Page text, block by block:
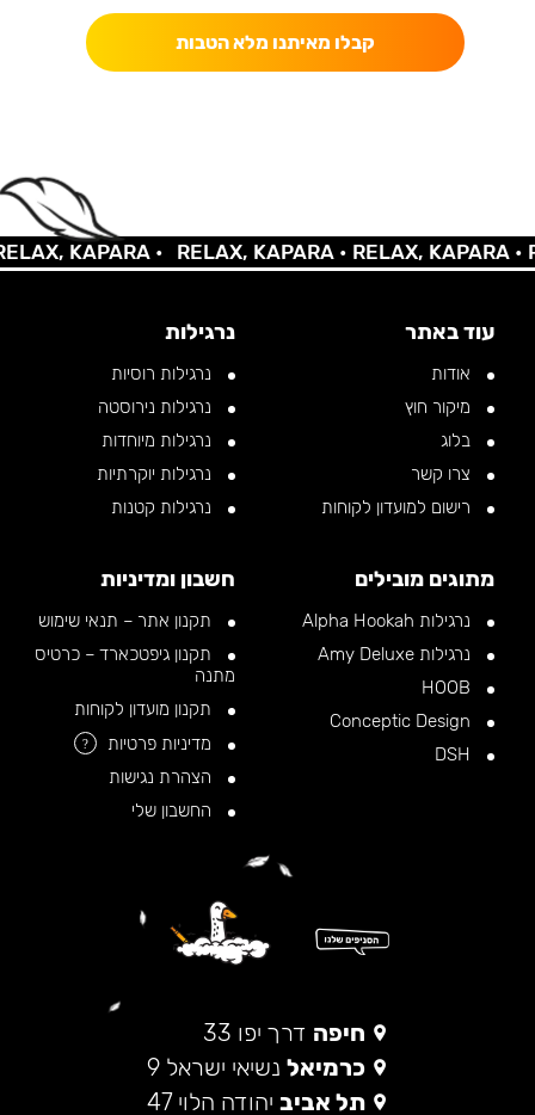
קבלו מאיתנו מלא הטבות
KAPARA • RELAX, KAPARA •RELAX, KAPARA •
עוד באתר
אודות
מיקור חוץ
בלוג
צרו קשר
רישום למועדון לקוחות
נרגילות
נרגילות רוסיות
נרגילות נירוסטה
נרגילות מיוחדות
נרגילות יוקרתיות
נרגילות קטנות
מתוגים מובילים
נרגילות Alpha Hookah
נרגילות Amy Deluxe
חשבון ומדיניות
תקנון אתר – תנאי שימוש
תקנון גיפטכארד – כרטיס
מתנה
תקנון מועדון לקוחות
מדיניות פרטיות
?
הצהרת נגישות
החשבון שלי
חיפה דרך יפו 33
כרמיאל נשיאי ישראל 9
תל אביב יהודה הלוי 47